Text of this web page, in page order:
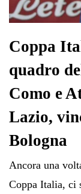
Coppa
quadro
Como e
Lazio,
Bologna
Ancora una
Coppa Italia, ci